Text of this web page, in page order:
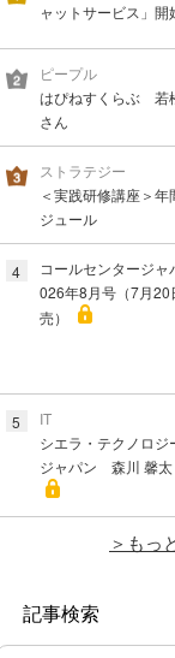
ャットサービス」開
ピープル
はぴねすくらぶ 若
さん
ストラテジー
＜実践研修講座＞年
ジュール
4
コールセンタージャ
026年8月号（7月20
売）
5
IT
シエラ・テクノロジ
ジャパン 森川 馨太
もっ
記事検索